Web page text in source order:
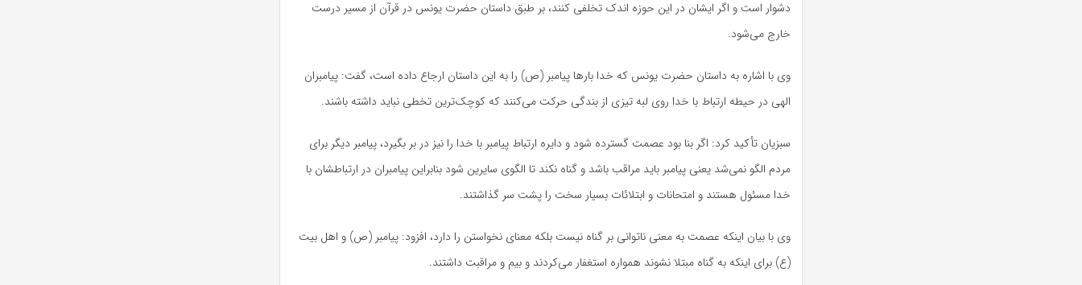
دشوار است و اگر ایشان در این حوزه اندک تخلفی کنند، بر طبق داستان حضرت یونس در قرآن از مسیر درست
خارج می‌شود.
وی با اشاره به داستان حضرت یونس که خدا بارها پیامبر (ص) را به این داستان ارجاع داده است، گفت: پیامبران
الهی در حیطه ارتباط با خدا روی لبه تیزی از بندگی حرکت می‌کنند که کوچک‌ترین تخطی نباید داشته باشند.
سبزیان تأکید کرد: اگر بنا بود عصمت گسترده شود و دایره ارتباط پیامبر با خدا را نیز در بر بگیرد، پیامبر دیگر برای
مردم الگو نمی‌شد یعنی پیامبر باید مراقب باشد و گناه نکند تا الگوی سایرین شود بنابراین پیامبران در ارتباطشان با
خدا مسئول هستند و امتحانات و ابتلائات بسیار سخت را پشت سر گذاشتند.
وی با بیان اینکه عصمت به معنی ناتوانی بر گناه نیست بلکه معنای نخواستن را دارد، افزود: پیامبر (ص) و اهل بیت
(ع) برای اینکه به گناه مبتلا نشوند همواره استغفار می‌کردند و بیم و مراقبت داشتند.